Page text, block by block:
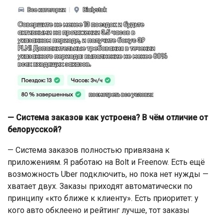
— Система заказов как устроена? В чём отличие от
белорусской?
— Система заказов полностью привязана к
приложениям. Я работаю на Bolt и Freenow. Есть ещё
возможность Uber подключить, но пока нет нужды —
хватает двух. Заказы приходят автоматически по
принципу «кто ближе к клиенту». Есть приоритет: у
кого авто обклеено и рейтинг лучше, тот заказы